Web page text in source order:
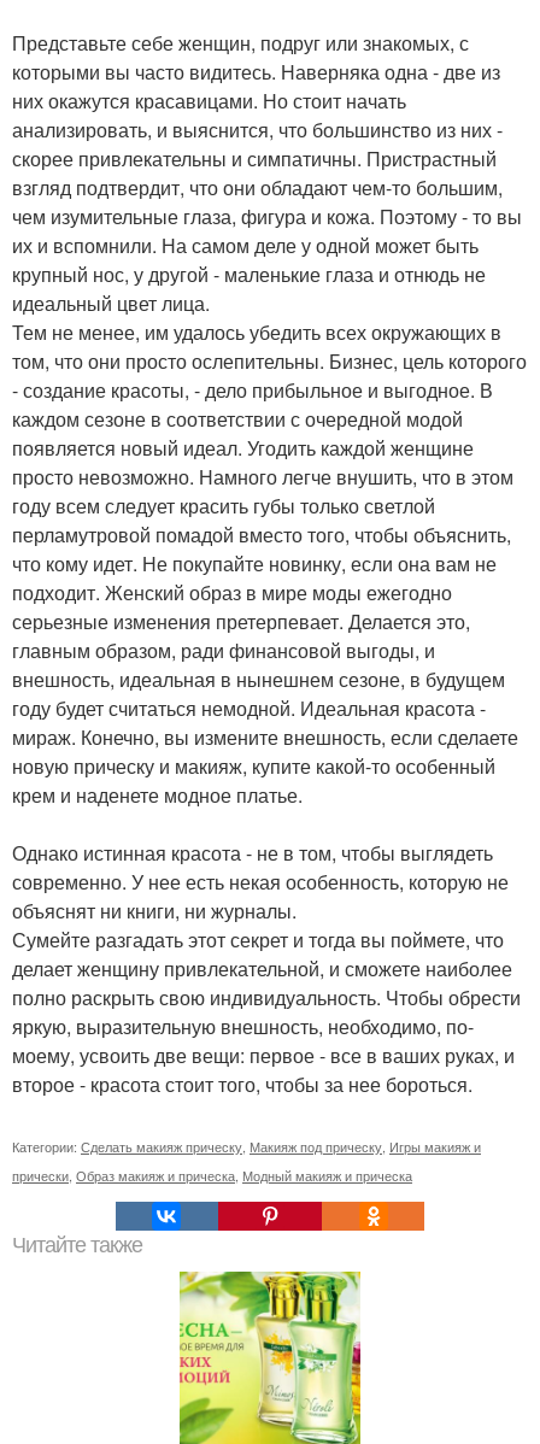
Представьте себе женщин, подруг или знакомых, с
которыми вы часто видитесь. Наверняка одна - две из
них окажутся красавицами. Но стоит начать
анализировать, и выяснится, что большинство из них -
скорее привлекательны и симпатичны. Пристрастный
взгляд подтвердит, что они обладают чем-то большим,
чем изумительные глаза, фигура и кожа. Поэтому - то вы
их и вспомнили. На самом деле у одной может быть
крупный нос, у другой - маленькие глаза и отнюдь не
идеальный цвет лица.
Тем не менее, им удалось убедить всех окружающих в
том, что они просто ослепительны. Бизнес, цель которого
- создание красоты, - дело прибыльное и выгодное. В
каждом сезоне в соответствии с очередной модой
появляется новый идеал. Угодить каждой женщине
просто невозможно. Намного легче внушить, что в этом
году всем следует красить губы только светлой
перламутровой помадой вместо того, чтобы объяснить,
что кому идет. Не покупайте новинку, если она вам не
подходит. Женский образ в мире моды ежегодно
серьезные изменения претерпевает. Делается это,
главным образом, ради финансовой выгоды, и
внешность, идеальная в нынешнем сезоне, в будущем
году будет считаться немодной. Идеальная красота -
мираж. Конечно, вы измените внешность, если сделаете
новую прическу и макияж, купите какой-то особенный
крем и наденете модное платье.
Однако истинная красота - не в том, чтобы выглядеть
современно. У нее есть некая особенность, которую не
объяснят ни книги, ни журналы.
Сумейте разгадать этот секрет и тогда вы поймете, что
делает женщину привлекательной, и сможете наиболее
полно раскрыть свою индивидуальность. Чтобы обрести
яркую, выразительную внешность, необходимо, по-
моему, усвоить две вещи: первое - все в ваших руках, и
второе - красота стоит того, чтобы за нее бороться.
Категории: Сделать макияж прическу Макияж под прическу Игры макияж и
прически Образ макияж и прическа Модный макияж и прическа
Читайте также